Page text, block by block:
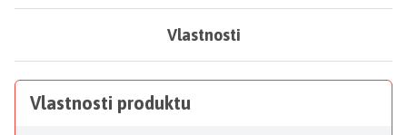
Vlastnosti
Vlastnosti produktu